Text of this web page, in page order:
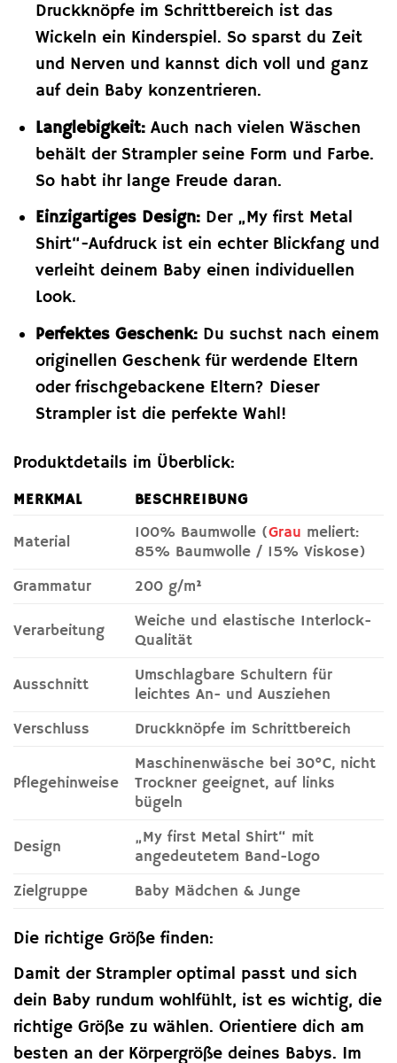
Druckknöpfe im Schrittbereich ist das
Wickeln ein Kinderspiel. So sparst du Zeit
und Nerven und kannst dich voll und ganz
auf dein Baby konzentrieren.
Langlebigkeit:Auch nach vielen Wäschen
behält der Strampler seine Form und Farbe.
So habt ihr lange Freude daran.
Einzigartiges Design:Der „My first Metal
Shirt“-Aufdruck ist ein echter Blickfang und
verleiht deinem Baby einen individuellen
Look.
Perfektes Geschenk:Du suchst nach einem
originellen Geschenk für werdende Eltern
oder frischgebackene Eltern? Dieser
Strampler ist die perfekte Wahl!
Produktdetails im Überblick:
MERKMAL BESCHREIBUNG
Material 100% Baumwolle (Grau meliert:
85% Baumwolle / 15% Viskose)
Grammatur
200 g/m²
Verarbeitung
Weiche und elastische Interlock-
Qualität
Ausschnitt
Umschlagbare Schultern für
leichtes An- und Ausziehen
Verschluss
Druckknöpfe im Schrittbereich
Pflegehinweise
Maschinenwäsche bei 30°C, nicht
Trockner geeignet, auf links
bügeln
Design
„My first Metal Shirt“ mit
angedeutetem Band-Logo
Zielgruppe
Baby Mädchen & Junge
Die richtige Größe finden:
Damit der Strampler optimal passt und sich
dein Baby rundum wohlfühlt, ist es wichtig, die
richtige Größe zu wählen. Orientiere dich am
besten an der Körpergröße deines Babys. Im